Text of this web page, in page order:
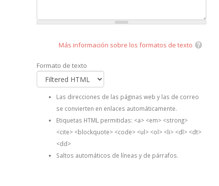
Más información sobre los formatos de texto
Formato de texto
Las direcciones de las páginas web y las de correo
se convierten en enlaces automáticamente.
Etiquetas HTML permitidas: <a> <em> <strong>
<cite> <blockquote> <code> <ul> <ol> <li> <dl> <dt>
<dd>
Saltos automáticos de líneas y de párrafos.